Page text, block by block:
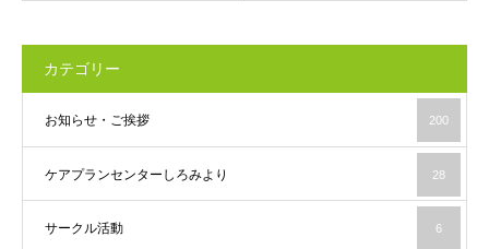
カテゴリー
お知らせ・ご挨拶 200
ケアプランセンターしろみより 28
サークル活動 6